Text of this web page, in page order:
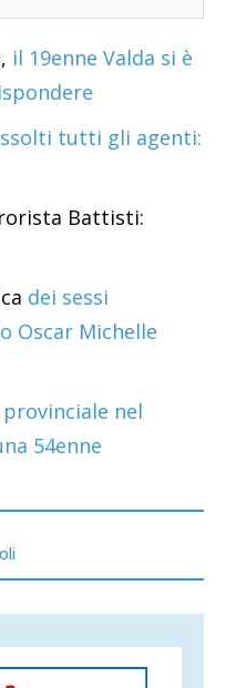
il 19enne Valda si è
tutti gli agenti:
Battisti:
dei sessi
Oscar Michelle
nel
54enne